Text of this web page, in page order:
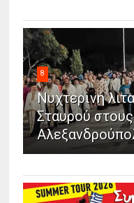
8
Νυχτερινή
Σταυρού